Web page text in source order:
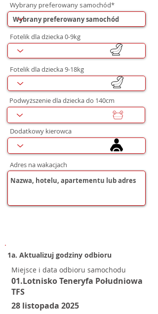
Wybrany preferowany samochód*
Fotelik dla dziecka 0-9kg
Fotelik dla dziecka 9-18kg
Podwyższenie dla dziecka do 140cm
Dodatkowy kierowca
Adres na wakacjach
1a. Aktualizuj godziny odbioru
Miejsce i data odbioru samochodu
01.Lotnisko Teneryfa Południowa
TFS
28 listopada 2025